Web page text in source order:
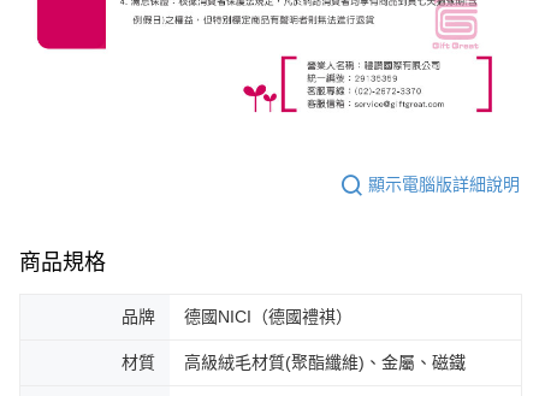
顯示電腦版詳細說明
商品規格
品牌 德國NICI（德國禮祺）
材質 高級絨毛材質(聚酯纖維)、金屬、磁鐵